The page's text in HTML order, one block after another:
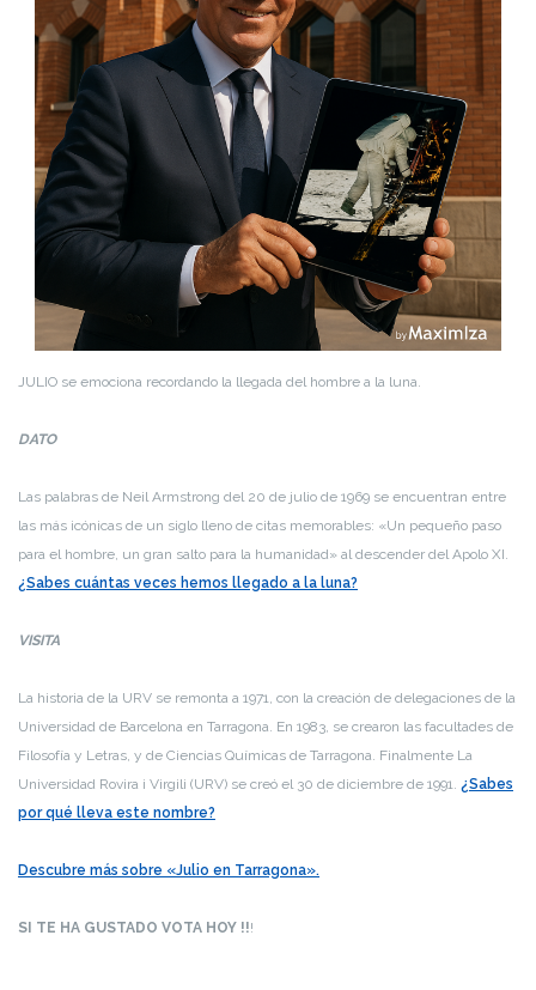
JULIO se emociona recordando la llegada del hombre a la luna.
DATO
Las palabras de Neil Armstrong del 20 de julio de 1969 se encuentran entre
las más icónicas de un siglo lleno de citas memorables: «Un pequeño paso
para el hombre, un gran salto para la humanidad» al descender del Apolo XI.
¿Sabes cuántas veces hemos llegado a la luna?
VISITA
La historia de la URV se remonta a 1971, con la creación de delegaciones de la
Universidad de Barcelona en Tarragona. En 1983, se crearon las facultades de
Filosofía y Letras, y de Ciencias Químicas de Tarragona. Finalmente La
Universidad Rovira i Virgili (URV) se creó el 30 de diciembre de 1991. ¿Sabes
por qué lleva este nombre?
Descubre más sobre «Julio en Tarragona».
SI TE HA GUSTADO VOTA HOY !!!